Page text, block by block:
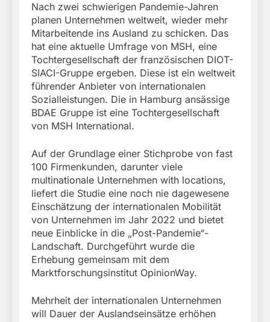
Nach zwei schwierigen Pandemie-Jahren
planen Unternehmen weltweit, wieder mehr
Mitarbeitende ins Ausland zu schicken. Das
hat eine aktuelle Umfrage von MSH, eine
Tochtergesellschaft der französischen DIOT-
SIACI-Gruppe ergeben. Diese ist ein weltweit
führender Anbieter von internationalen
Sozialleistungen. Die in Hamburg ansässige
BDAE Gruppe ist eine Tochtergesellschaft
von MSH International.
Auf der Grundlage einer Stichprobe von fast
100 Firmenkunden, darunter viele
multinationale Unternehmen with locations,
liefert die Studie eine noch nie dagewesene
Einschätzung der internationalen Mobilität
von Unternehmen im Jahr 2022 und bietet
neue Einblicke in die „Post-Pandemie“-
Landschaft. Durchgeführt wurde die
Erhebung gemeinsam mit dem
Marktforschungsinstitut OpinionWay.
Mehrheit der internationalen Unternehmen
will Dauer der Auslandseinsätze erhöhen